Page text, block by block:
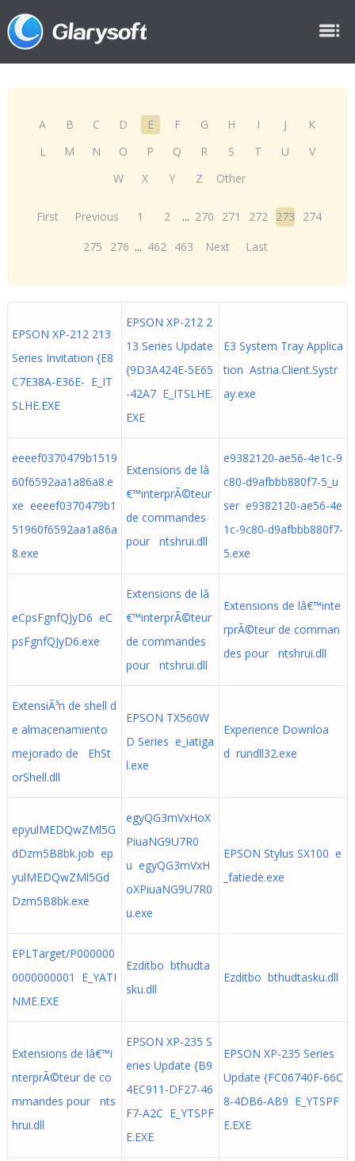
A B C D E F G H I J
K
L
M N O P Q R S T U
V
W
X Y Z Other
First Previous 1 2 ... 270 271 272 273
274
275
276 ... 462 463 Next Last
EPSON XP-212 213
Series Invitation {E8
C7E38A-E36E- E_IT
SLHE.EXE
EPSON XP-212 2
13 Series Update
{9D3A424E-5E65
-42A7 E_ITSLHE.
EXE
E3 System Tray Applica
tion Astria.Client.Systr
ay.exe
eeeef0370479b1519
60f6592aa1a86a8.e
xe eeeef0370479b1
51960f6592aa1a86a
8.exe
Extensions de lâ
€™interprÃ©teur
de commandes
pour ntshrui.dll
e9382120-ae56-4e1c-9
c80-d9afbbb880f7-5_u
ser e9382120-ae56-4e
1c-9c80-d9afbbb880f7-
5.exe
eCpsFgnfQJyD6 eC
psFgnfQJyD6.exe
Extensions de lâ
€™interprÃ©teur
de commandes
pour ntshrui.dll
Extensions de lâ€™inte
rprÃ©teur de comman
des pour ntshrui.dll
ExtensiÃ³n de shell d
e almacenamiento
mejorado de EhSt
orShell.dll
EPSON TX560W
D Series e_iatiga
l.exe
Experience Downloa
d rundll32.exe
epyulMEDQwZMl5G
dDzm5B8bk.job ep
yulMEDQwZMl5Gd
Dzm5B8bk.exe
egyQG3mVxHoX
PiuaNG9U7R0
u egyQG3mVxH
oXPiuaNG9U7R0
u.exe
EPSON Stylus SX100 e
_fatiede.exe
EPLTarget/P000000
0000000001 E_YATI
NME.EXE
Ezditbo bthudta
sku.dll
Ezditbo bthudtasku.dll
Extensions de lâ€™i
nterprÃ©teur de co
mmandes pour nts
hrui.dll
EPSON XP-235 S
eries Update {B9
4EC911-DF27-46
F7-A2C E_YTSPF
E.EXE
EPSON XP-235 Series
Update {FC06740F-66C
8-4DB6-AB9 E_YTSPF
E.EXE